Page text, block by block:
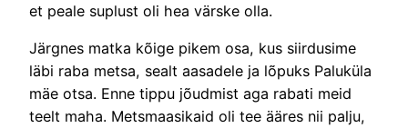
et peale suplust oli hea värske olla.
Järgnes matka kõige pikem osa, kus siirdusime
läbi raba metsa, sealt aasadele ja lõpuks Paluküla
mäe otsa. Enne tippu jõudmist aga rabati meid
teelt maha. Metsmaasikaid oli tee ääres nii palju,